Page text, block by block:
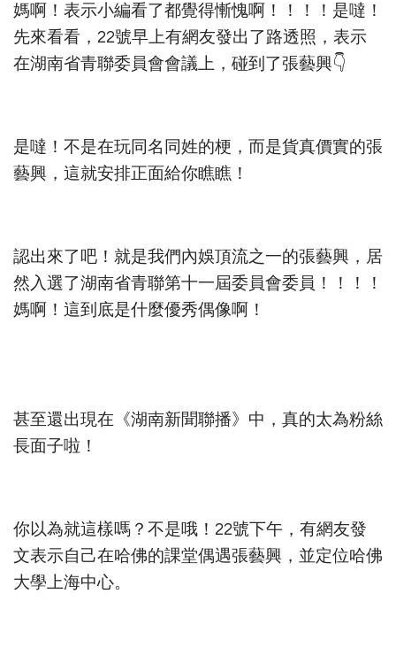
媽啊！表示小編看了都覺得慚愧啊！！！！是噠！
先來看看，22號早上有網友發出了路透照，表示
在湖南省青聯委員會會議上，碰到了張藝興👇
是噠！不是在玩同名同姓的梗，而是貨真價實的張
藝興，這就安排正面給你瞧瞧！
認出來了吧！就是我們內娛頂流之一的張藝興，居
然入選了湖南省青聯第十一屆委員會委員！！！！
媽啊！這到底是什麼優秀偶像啊！
甚至還出現在《湖南新聞聯播》中，真的太為粉絲
長面子啦！
你以為就這樣嗎？不是哦！22號下午，有網友發
文表示自己在哈佛的課堂偶遇張藝興，並定位哈佛
大學上海中心。